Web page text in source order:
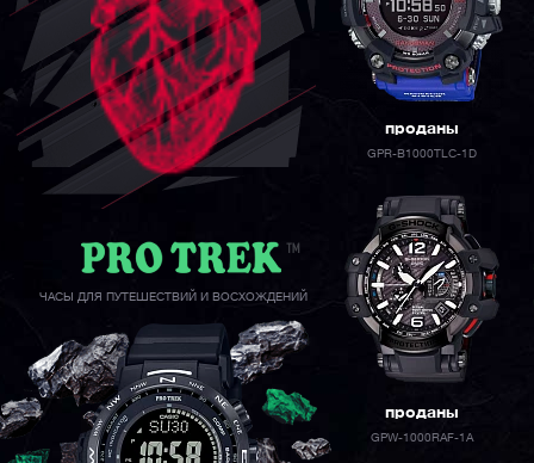
ЧАСЫ ДЛЯ ПУТЕШЕСТВИЙ И ВОСХОЖДЕНИЙ
проданы
GPR-B1000TLC-1D
проданы
GPW-1000RAF-1A